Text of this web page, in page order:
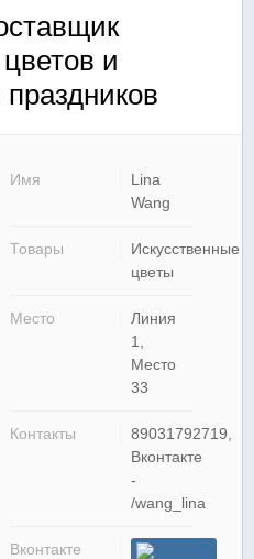
и
Имя
Lina
Wang
Товары
Искусственные
цветы
Место
Линия
1,
Место
33
Контакты
89031792719,
Вконтакте
-
/wang_lina
Вконтакте